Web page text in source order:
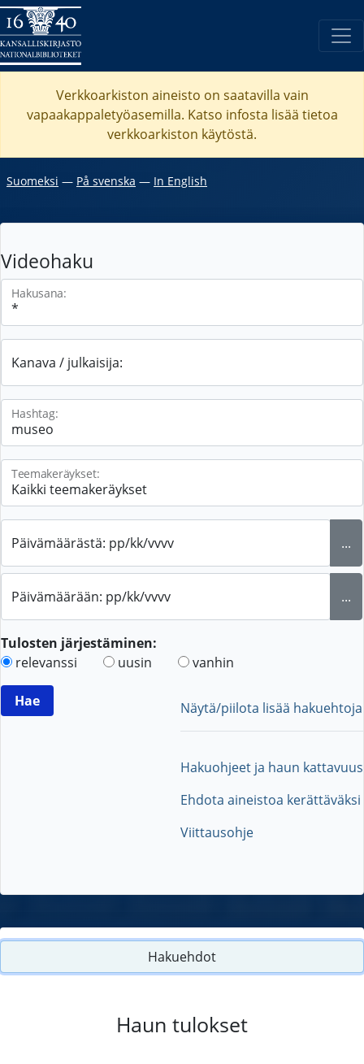
Verkkoarkiston aineisto on saatavilla vain
vapaakappaletyöasemilla. Katso infosta lisää tietoa
verkkoarkiston käytöstä.
Suomeksi ― På svenska ― In English
Videohaku
Hakusana:
Kanava / julkaisija:
Hashtag:
Teemakeräykset:
Päivämäärästä: pp/kk/vvvv ...
Päivämäärään: pp/kk/vvvv ...
Tulosten järjestäminen:
relevanssi
uusin vanhin
Näytä/piilota lisää hakuehtoja
Hakuohjeet ja haun kattavuus
Ehdota aineistoa kerättäväksi
Viittausohje
Hakuehdot
Haun tulokset